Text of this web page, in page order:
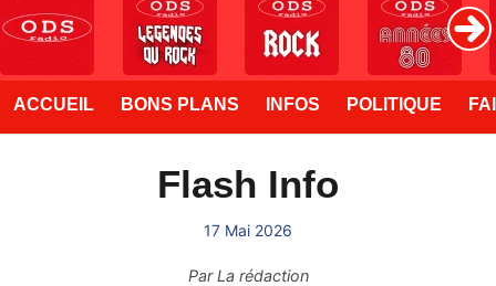
ACCUEIL BONS PLANS INFOS POLITIQUE
Flash Info
17 Mai 2026
ParLa rédaction